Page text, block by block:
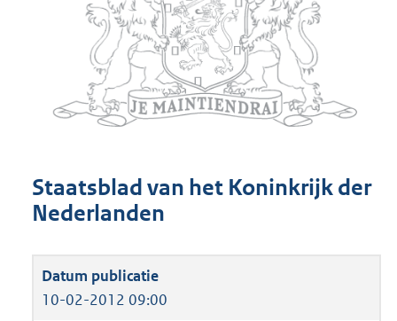
Staatsblad van het Koninkrijk der
Nederlanden
10-02-2012 09:00